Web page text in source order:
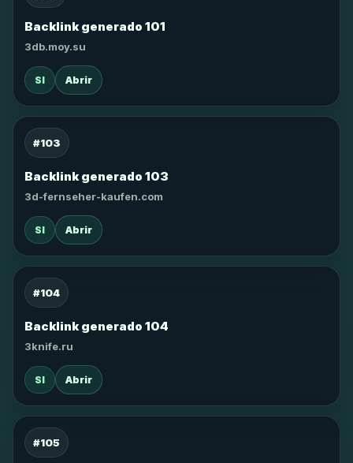
Backlink generado 101
3db.moy.su
SI Abrir
#103
Backlink generado 103
3d-fernseher-kaufen.com
SI Abrir
#104
Backlink generado 104
3knife.ru
SI Abrir
#105